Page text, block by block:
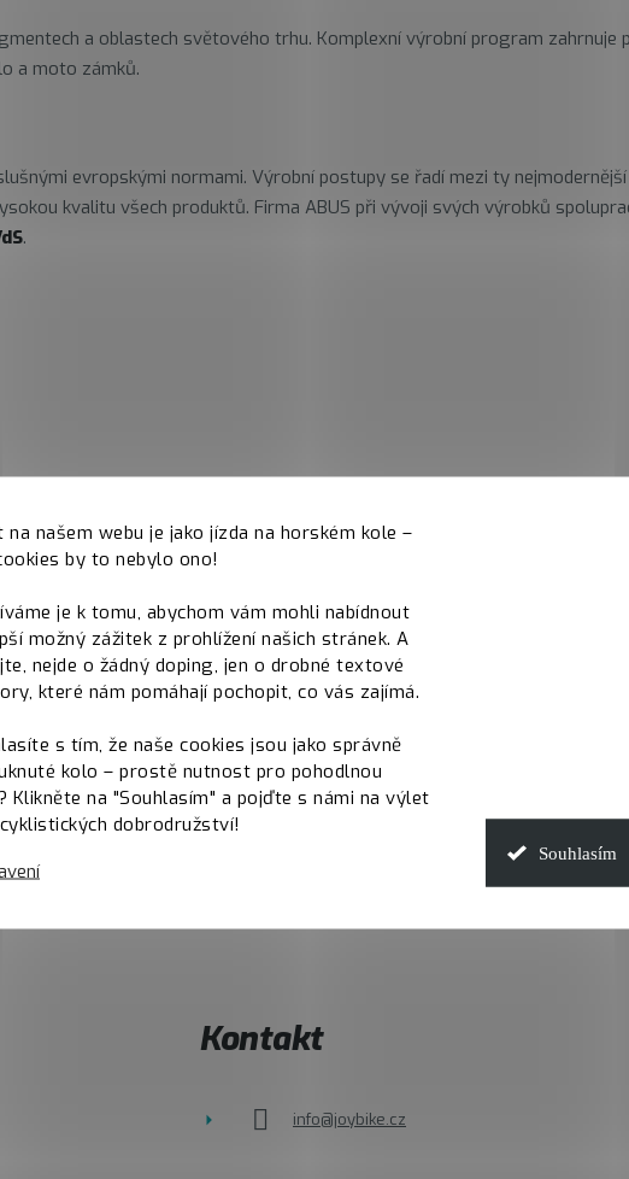
na našem webu je jako jízda na horském kole –
by to nebylo ono!
je k tomu, abychom vám mohli nabídnout
možný zážitek z prohlížení našich stránek. A
nejde o žádný doping, jen o drobné textové
které nám pomáhají pochopit, co vás zajímá.
s tím, že naše cookies jsou jako správně
kolo – prostě nutnost pro pohodlnou
Klikněte na "Souhlasím" a pojďte s námi na výlet
dobrodružství!
Souhlasím
a oblastech světového trhu. Komplexní výrobní program zahrnuje
a moto zámků.
evropskými normami. Výrobní postupy se řadí mezi ty
kvalitu všech produktů. Firma ABUS při vývoji svých výrobků
.
Kontakt
info@joybike.cz